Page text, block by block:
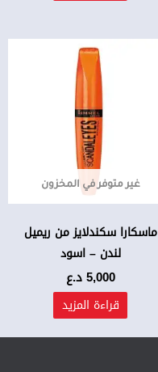
غير متوفر في المخزون
ماسكارا سكندلايز من ريميل
لندن – اسود
5,000د.ع
قراءة المزيد